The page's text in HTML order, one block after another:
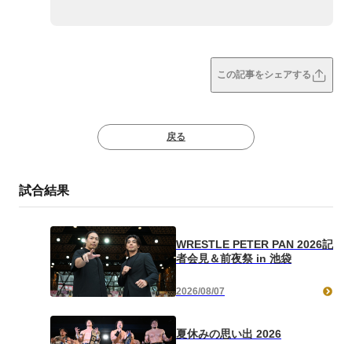
この記事をシェアする
戻る
試合結果
WRESTLE PETER PAN 2026記
者会見＆前夜祭 in 池袋
2026/08/07
夏休みの思い出 2026